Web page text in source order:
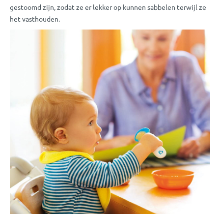
gestoomd zijn, zodat ze er lekker op kunnen sabbelen terwijl ze
het vasthouden.